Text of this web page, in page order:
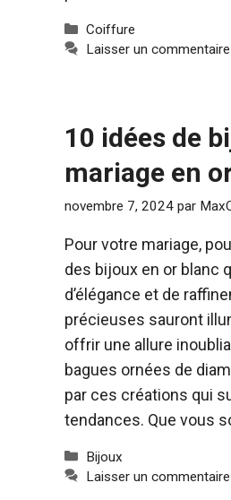
Catégories
Coiffure
Laisser un commentaire
10 idées de
mariage en
novembre 7, 2024 par
Pour votre mariage,
des bijoux en or blanc
d’élégance et de
précieuses sauront
offrir une allure
bagues ornées de
par ces créations qui
tendances. Que vous
Catégories
Bijoux
Laisser un commentaire